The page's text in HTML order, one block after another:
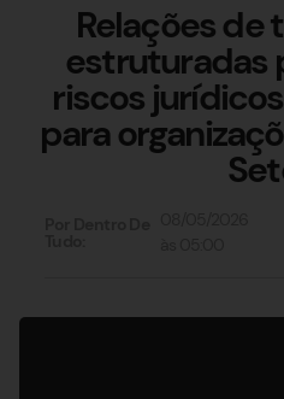
Relações de
estruturadas
riscos
para